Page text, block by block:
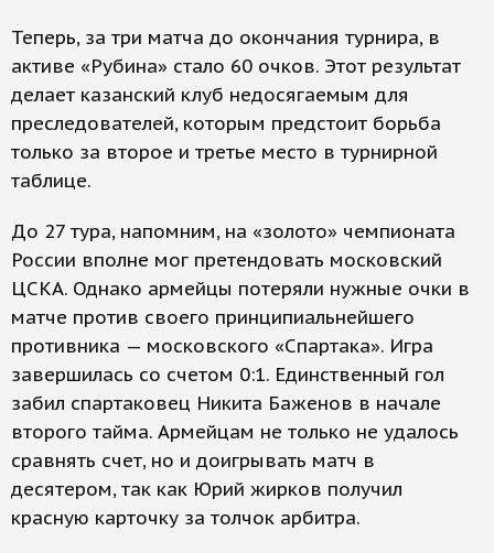
Теперь, за три матча до окончания турнира, в
активе «Рубина» стало 60 очков. Этот результат
делает казанский клуб недосягаемым для
преследователей, которым предстоит борьба
только за второе и третье место в турнирной
таблице.
До 27 тура, напомним, на «золото» чемпионата
России вполне мог претендовать московский
ЦСКА. Однако армейцы потеряли нужные очки в
матче против своего принципиальнейшего
противника — московского «Спартака». Игра
завершилась со счетом 0:1. Единственный гол
забил спартаковец Никита Баженов в начале
второго тайма. Армейцам не только не удалось
сравнять счет, но и доигрывать матч в
десятером, так как Юрий жирков получил
красную карточку за толчок арбитра.